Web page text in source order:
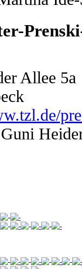
Allee 5a
Guni